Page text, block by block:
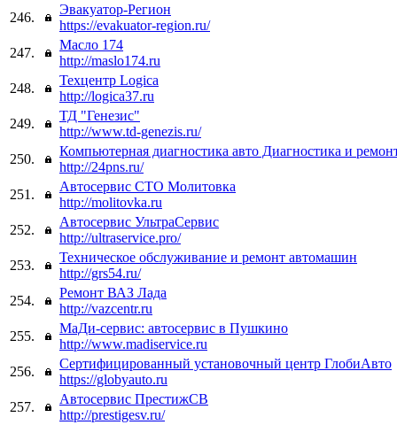
246.
Эвакуатор-Регион
https://evakuator-region.ru/
247.
Масло 174
http://maslo174.ru
248.
Техцентр Logica
http://logica37.ru
249.
ТД "Генезис"
http://www.td-genezis.ru/
250.
Компьютерная диагностика авто Диагностика и
http://24pns.ru/
251.
Автосервис СТО Молитовка
http://molitovka.ru
252.
Автосервис УльтраСервис
http://ultraservice.pro/
253.
Техническое обслуживание и ремонт автомашин
http://grs54.ru/
254.
Ремонт ВАЗ Лада
http://vazcentr.ru
255.
МаДи-сервис: автосервис в Пушкино
http://www.madiservice.ru
256.
Сертифицированный установочный центр ГлобиАвто
https://globyauto.ru
257.
Автосервис ПрестижСВ
http://prestigesv.ru/